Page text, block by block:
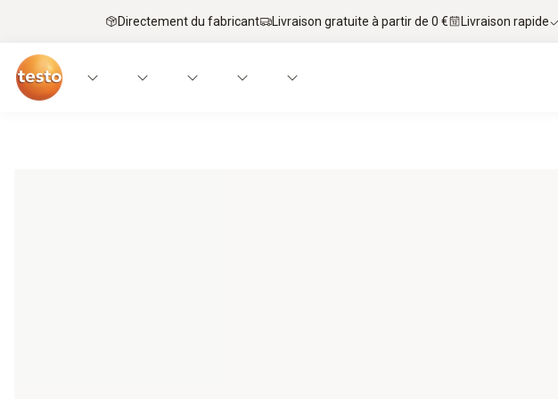
Directement du fabricant Livraison gratuite à partir de 0 € Livraison rapide